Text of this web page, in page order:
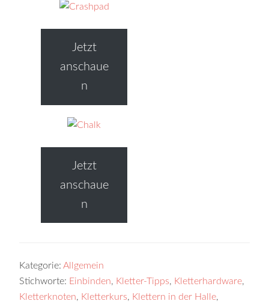
Jetzt
anschaue
n
Jetzt
anschaue
n
Kategorie:Allgemein
Stichworte: Einbinden, Kletter-Tipps, Kletterhardware,
Kletterknoten, Kletterkurs, Klettern in der Halle,